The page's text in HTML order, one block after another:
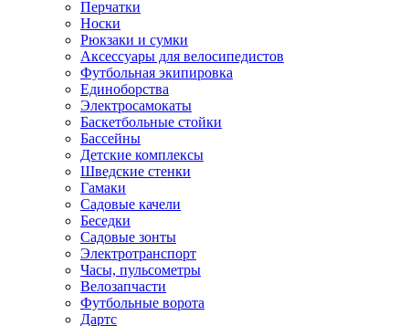
Перчатки
Носки
Рюкзаки и сумки
Аксессуары для велосипедистов
Футбольная экипировка
Единоборства
Электросамокаты
Баскетбольные стойки
Бассейны
Детские комплексы
Шведские стенки
Гамаки
Садовые качели
Беседки
Садовые зонты
Электротранспорт
Часы, пульсометры
Велозапчасти
Футбольные ворота
Дартс